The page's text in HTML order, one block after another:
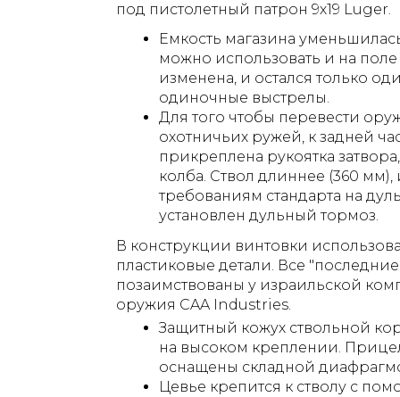
под пистолетный патрон 9х19 Luger.
Емкость магазина
можно использовать и на
изменена, и остался только
одиночные выстрелы.
Для того чтобы перевести
охотничьих ружей, к задней
прикреплена рукоятка
колба. Ствол длиннее (360 мм),
требованиям стандарта на
установлен дульный тормоз.
В конструкции винтовки
пластиковые детали. Все
позаимствованы у израильской
оружия CAA Industries.
Защитный кожух ствольной
на высоком креплении.
оснащены складной
Цевье крепится к стволу с